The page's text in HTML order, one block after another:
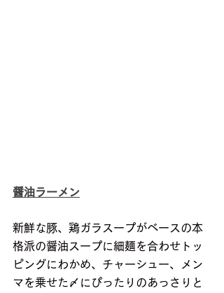
醤油ラーメン
新鮮な豚、鶏ガラスープがベースの本
格派の醤油スープに細麺を合わせトッ
ピングにわかめ、チャーシュー、メン
マを乗せた〆にぴったりのあっさりと